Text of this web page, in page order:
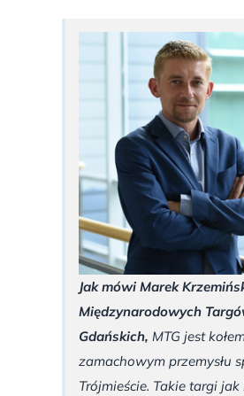
Jak mówi Marek
Międzynarodowych
Gdańskich, MTG jest
zamachowym przemysłu
Trójmieście. Takie targi jak